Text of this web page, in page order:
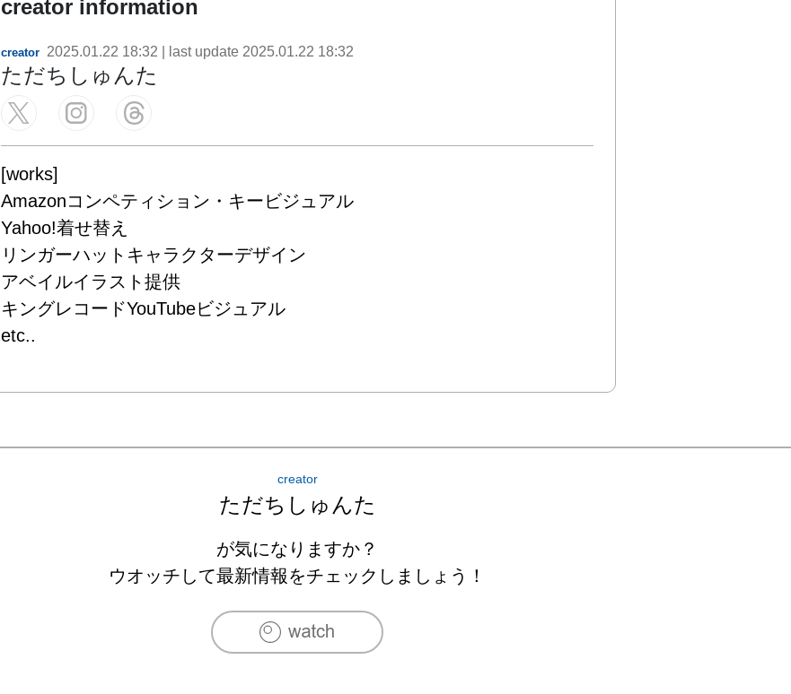
creator information
creator 2025.01.22 18:32 | last update 2025.01.22 18:32
ただちしゅんた
[works]
Amazonコンペティション・キービジュアル
Yahoo!着せ替え
リンガーハットキャラクターデザイン
アベイルイラスト提供
キングレコードYouTubeビジュアル
etc..
creator
ただちしゅんた
が気になりますか？
ウオッチして最新情報をチェックしましょう！